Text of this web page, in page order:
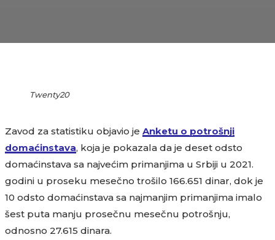
Twenty20
Zavod za statistiku objavio je Anketu o potrošnji
domaćinstava, koja je pokazala da je deset odsto
domaćinstava sa najvećim primanjima u Srbiji u 2021.
godini u proseku mesečno trošilo 166.651 dinar, dok je
10 odsto domaćinstava sa najmanjim primanjima imalo
šest puta manju prosečnu mesečnu potrošnju,
odnosno 27.615 dinara.